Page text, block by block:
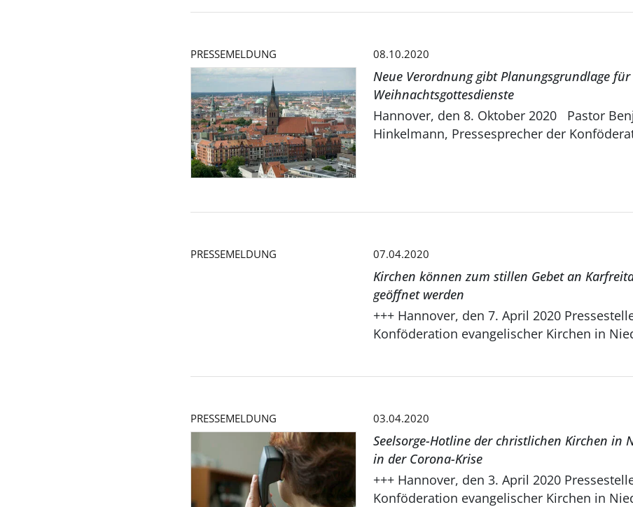
PRESSEMELDUNG 08.10.2020
Neue Verordnung gibt Planungsgrundlage für
Weihnachtsgottesdienste
Hannover, den 8. Oktober 2020 Pastor
Hinkelmann, Pressesprecher der
PRESSEMELDUNG 07.04.2020
Kirchen können zum stillen Gebet an
geöffnet werden
+++ Hannover, den 7. April 2020 Pressestelle der
Konföderation evangelischer Kirchen in
PRESSEMELDUNG 03.04.2020
Seelsorge-Hotline der christlichen Kirchen in
in der Corona-Krise
+++ Hannover, den 3. April 2020 Pressestelle der
Konföderation evangelischer Kirchen in